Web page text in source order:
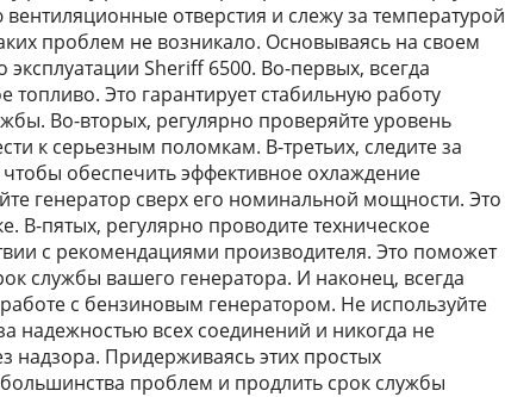
отверстия и слежу за температурой
проблем не возникало. Основываясь на своем
эксплуатации Sheriff 6500. Во-первых, всегда
топливо. Это гарантирует стабильную работу
Во-вторых, регулярно проверяйте уровень
к серьезным поломкам. В-третьих, следите за
обеспечить эффективное охлаждение
генератор сверх его номинальной мощности. Это
В-пятых, регулярно проводите техническое
с рекомендациями производителя. Это поможет
службы вашего генератора. И наконец, всегда
с бензиновым генератором. Не используйте
надежностью всех соединений и никогда не
надзора. Придерживаясь этих простых
проблем и продлить срок службы